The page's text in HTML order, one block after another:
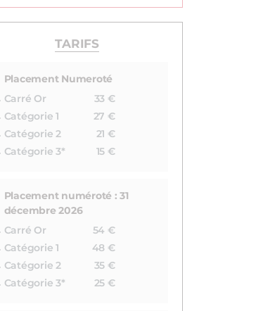
TARIFS
Placement Numeroté
Carré Or
33 €
Catégorie 1
27 €
Catégorie 2
21 €
Catégorie 3*
15 €
Placement numéroté : 31
décembre 2026
Carré Or
54 €
Catégorie 1
48 €
Catégorie 2
35 €
Catégorie 3*
25 €